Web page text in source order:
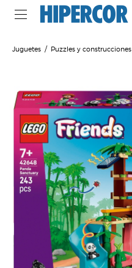
Juguetes Puzzles y construcciones